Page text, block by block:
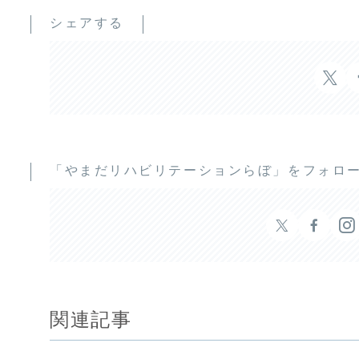
シェアする
「やまだリハビリテーションらぼ」をフォロ
関連記事